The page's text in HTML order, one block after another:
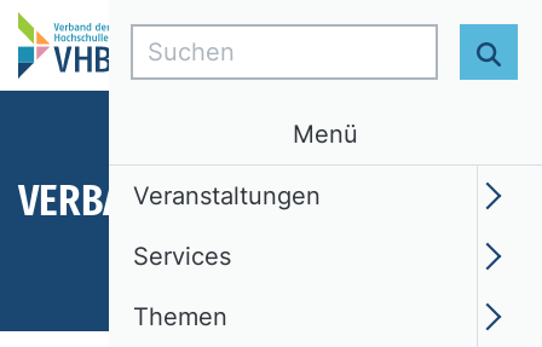
VERBAND
Suchen
Menü
Veranstaltungen
Services
Themen